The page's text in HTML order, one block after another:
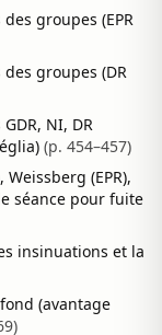
groupes (EPR
groupes (DR
NI, DR
(p. 454–457)
(EPR),
séance pour fuite
insinuations et la
(avantage